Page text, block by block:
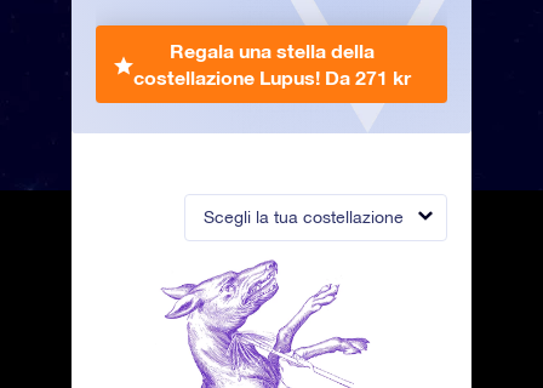
Scegli la tua costellazione
Regala una stella della
costellazione Lupus! Da 271 kr